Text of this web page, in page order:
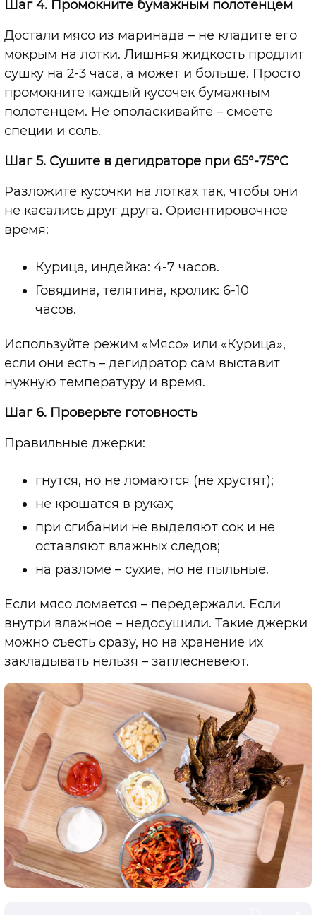
Шаг 4. Промокните бумажным полотенцем
Достали мясо из маринада – не кладите его
мокрым на лотки. Лишняя жидкость продлит
сушку на 2-3 часа, а может и больше. Просто
промокните каждый кусочек бумажным
полотенцем. Не ополаскивайте – смоете
специи и соль.
Шаг 5. Сушите в дегидраторе при 65°-75°C
Разложите кусочки на лотках так, чтобы они
не касались друг друга. Ориентировочное
время:
Курица, индейка: 4-7 часов.
Говядина, телятина, кролик: 6-10
часов.
Используйте режим «Мясо» или «Курица»,
если они есть – дегидратор сам выставит
нужную температуру и время.
Шаг 6. Проверьте готовность
Правильные джерки:
гнутся, но не ломаются (не хрустят);
не крошатся в руках;
при сгибании не выделяют сок и не
оставляют влажных следов;
на разломе – сухие, но не пыльные.
Если мясо ломается – передержали. Если
внутри влажное – недосушили. Такие джерки
можно съесть сразу, но на хранение их
закладывать нельзя – заплесневеют.